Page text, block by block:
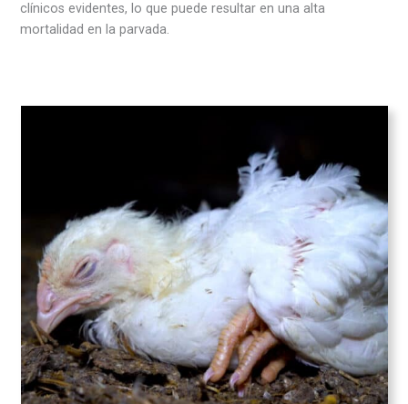
clínicos evidentes, lo que puede resultar en una alta
mortalidad en la parvada.